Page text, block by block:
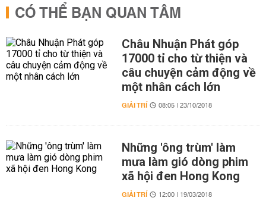
CÓ THỂ BẠN QUAN TÂM
Châu Nhuận Phát góp
17000 tỉ cho từ thiện và
câu chuyện cảm động về
một nhân cách lớn
GIẢI TRÍ 08:05 | 23/10/2018
Những 'ông trùm' làm
mưa làm gió dòng phim
xã hội đen Hong Kong
GIẢI TRÍ 12:00 | 19/03/2018